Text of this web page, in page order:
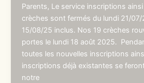
Parents, Le service inscriptions
crèches sont fermés du lundi 21/
15/08/25 inclus. Nos 19 crèches
portes le lundi 18 août 2025.
toutes les nouvelles inscriptions
inscriptions déjà existantes se
notre